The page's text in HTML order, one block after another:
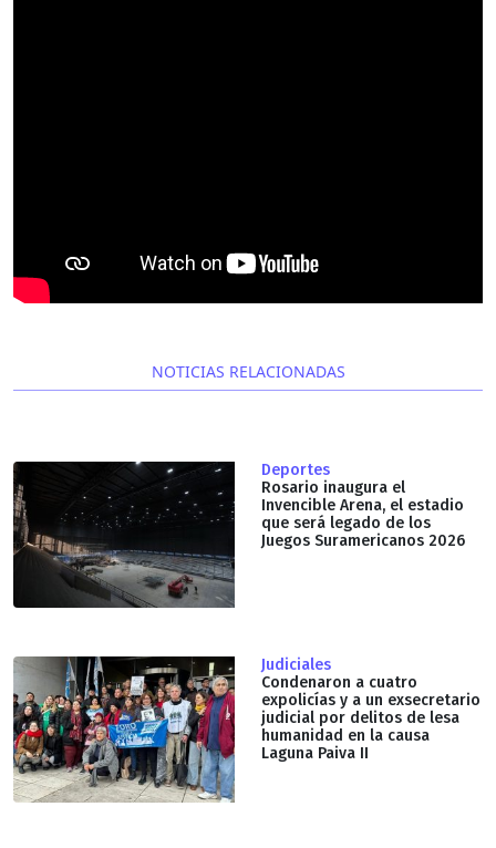
NOTICIAS RELACIONADAS
Deportes
Rosario inaugura el
Invencible Arena, el estadio
que será legado de los
Juegos Suramericanos 2026
Judiciales
Condenaron a cuatro
expolicías y a un exsecretario
judicial por delitos de lesa
humanidad en la causa
Laguna Paiva II